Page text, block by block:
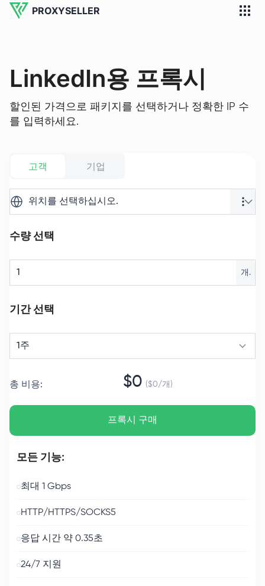
PROXYSELLER
LinkedIn용 프록시
할인된 가격으로 패키지를 선택하거나 정확한 IP 수
를 입력하세요.
고객 기업
위치를 선택하십시오.
수량 선택
개.
기간 선택
1주
총 비용: $0 ($0/개 )
프록시 구매
모든 기능:
최대 1 Gbps
HTTP/HTTPS/SOCKS5
응답 시간 약 0.35초
24/7 지원